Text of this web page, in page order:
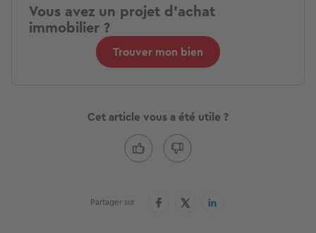
Vous avez un projet d'achat
immobilier ?
Trouver mon bien
Cet article vous a été utile ?
Partager sur